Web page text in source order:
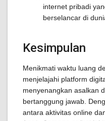
internet pribadi
berselancar di
Kesimpulan
Menikmati waktu luang
menjelajahi platform
menyenangkan asalkan
bertanggung jawab.
antara aktivitas online